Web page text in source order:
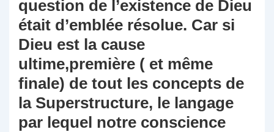
question de l’existence de Dieu
était d’emblée résolue. Car si
Dieu est la cause
ultime,première ( et même
finale) de tout les concepts de
la Superstructure, le langage
par lequel notre conscience